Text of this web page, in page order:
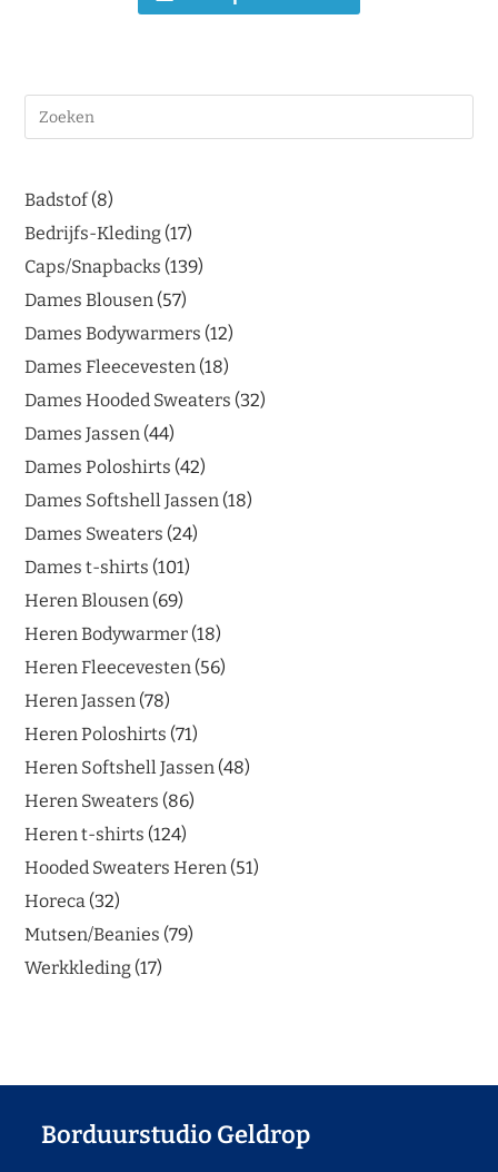
Badstof 8
Bedrijfs-Kleding 17
Caps/Snapbacks 139
Dames Blousen 57
Dames Bodywarmers 12
Dames Fleecevesten 18
Dames Hooded Sweaters 32
Dames Jassen 44
Dames Poloshirts 42
Dames Softshell Jassen 18
Dames Sweaters 24
Dames t-shirts 101
Heren Blousen 69
Heren Bodywarmer 18
Heren Fleecevesten 56
Heren Jassen 78
Heren Poloshirts 71
Heren Softshell Jassen 48
Heren Sweaters 86
Heren t-shirts 124
Hooded Sweaters Heren 51
Horeca 32
Mutsen/Beanies 79
Werkkleding 17
Borduurstudio Geldrop